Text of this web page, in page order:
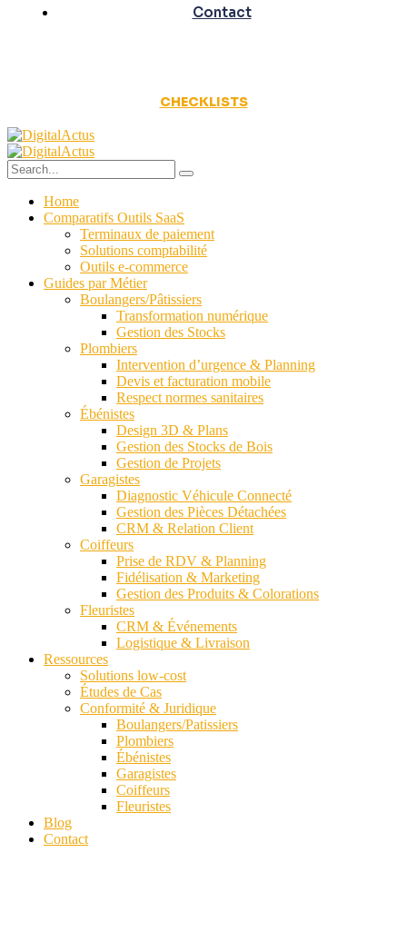
Contact
CHECKLISTS
Home
Comparatifs Outils SaaS
Terminaux de paiement
Solutions comptabilité
Outils e-commerce
Guides par Métier
Boulangers/Pâtissiers
Transformation numérique
Gestion des Stocks
Plombiers
Intervention d’urgence & Planning
Devis et facturation mobile
Respect normes sanitaires
Ébénistes
Design 3D & Plans
Gestion des Stocks de Bois
Gestion de Projets
Garagistes
Diagnostic Véhicule Connecté
Gestion des Pièces Détachées
CRM & Relation Client
Coiffeurs
Prise de RDV & Planning
Fidélisation & Marketing
Gestion des Produits & Colorations
Fleuristes
CRM & Événements
Logistique & Livraison
Ressources
Solutions low-cost
Études de Cas
Conformité & Juridique
Boulangers/Patissiers
Plombiers
Ébénistes
Garagistes
Coiffeurs
Fleuristes
Blog
Contact